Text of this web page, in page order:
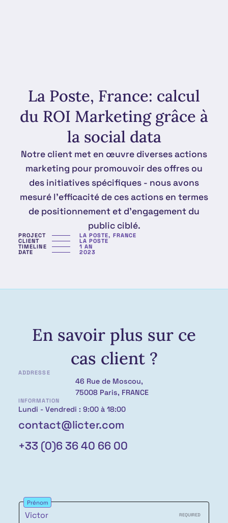
La Poste, France: calcul
du ROI Marketing grâce à
la social data
Notre client met en œuvre diverses actions
marketing pour promouvoir des offres ou
des initiatives spécifiques - nous avons
mesuré l'efficacité de ces actions en termes
de positionnement et d'engagement du
public ciblé.
PROJECT LA POSTE, FRANCE
CLIENT LA POSTE
TIMELINE 1 AN
DATE 2023
En savoir plus sur ce
cas client ?
ADDRESSE
46 Rue de Moscou,
75008 Paris, FRANCE
INFORMATION
Lundi - Vendredi : 9:00 à 18:00
contact@licter.com
+33 (0)6 36 40 66 00
Prénom
REQUIRED